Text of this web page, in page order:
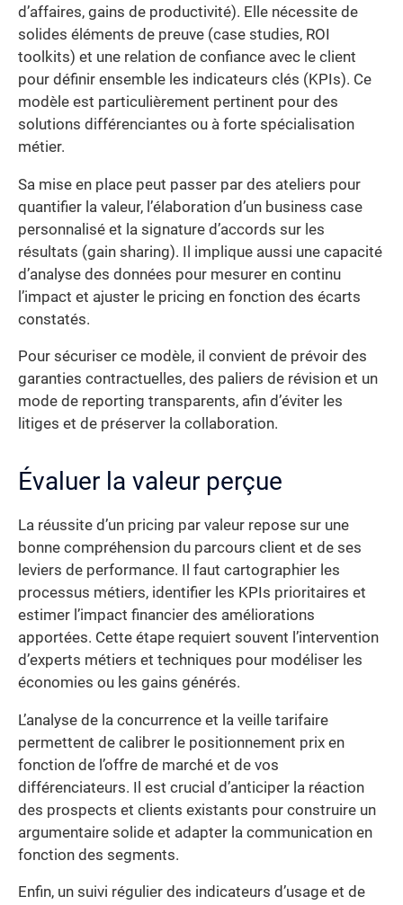
d’affaires, gains de productivité). Elle nécessite de
solides éléments de preuve (case studies, ROI
toolkits) et une relation de confiance avec le client
pour définir ensemble les indicateurs clés (KPIs). Ce
modèle est particulièrement pertinent pour des
solutions différenciantes ou à forte spécialisation
métier.
Sa mise en place peut passer par des ateliers pour
quantifier la valeur, l’élaboration d’un business case
personnalisé et la signature d’accords sur les
résultats (gain sharing). Il implique aussi une capacité
d’analyse des données pour mesurer en continu
l’impact et ajuster le pricing en fonction des écarts
constatés.
Pour sécuriser ce modèle, il convient de prévoir des
garanties contractuelles, des paliers de révision et un
mode de reporting transparents, afin d’éviter les
litiges et de préserver la collaboration.
Évaluer la valeur perçue
La réussite d’un pricing par valeur repose sur une
bonne compréhension du parcours client et de ses
leviers de performance. Il faut cartographier les
processus métiers, identifier les KPIs prioritaires et
estimer l’impact financier des améliorations
apportées. Cette étape requiert souvent l’intervention
d’experts métiers et techniques pour modéliser les
économies ou les gains générés.
L’analyse de la concurrence et la veille tarifaire
permettent de calibrer le positionnement prix en
fonction de l’offre de marché et de vos
différenciateurs. Il est crucial d’anticiper la réaction
des prospects et clients existants pour construire un
argumentaire solide et adapter la communication en
fonction des segments.
Enfin, un suivi régulier des indicateurs d’usage et de